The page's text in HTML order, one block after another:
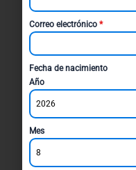
Correo electrónico *
Fecha de nacimiento
Año
2026
Mes
8